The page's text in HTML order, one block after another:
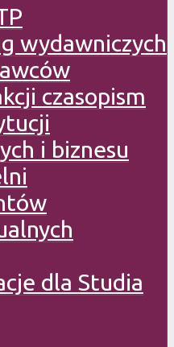
wydawniczych
czasopism
i biznesu
dla Studia